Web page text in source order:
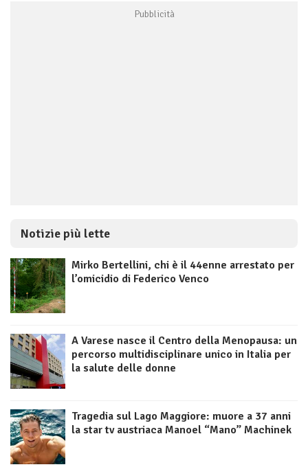
Notizie più lette
Mirko Bertellini, chi è il 44enne arrestato per
l’omicidio di Federico Venco
A Varese nasce il Centro della Menopausa: un
percorso multidisciplinare unico in Italia per
la salute delle donne
Tragedia sul Lago Maggiore: muore a 37 anni
la star tv austriaca Manoel “Mano” Machinek